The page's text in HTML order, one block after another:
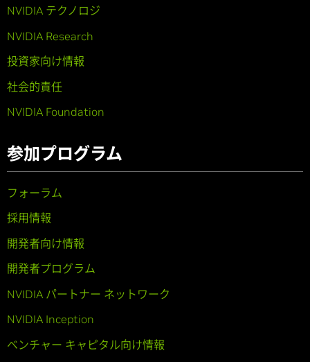
NVIDIA テクノロジ
NVIDIA Research
投資家向け情報
社会的責任
NVIDIA Foundation
参加プログラム
フォーラム
採用情報
開発者向け情報
開発者プログラム
NVIDIA パートナー ネットワーク
NVIDIA Inception
ベンチャー キャピタル向け情報